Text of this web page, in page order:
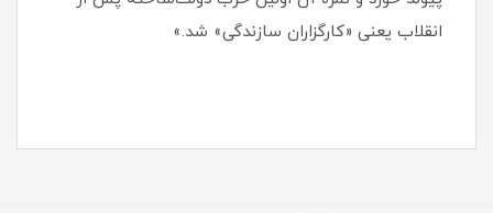
انقلاب یعنی «کارگزاران سازندگی» شد.»